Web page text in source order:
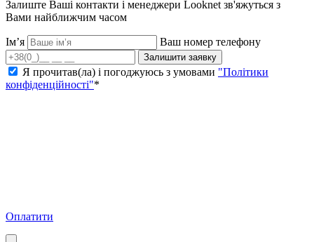
Залиште Ваші контакти і менеджери Looknet зв'яжуться з
Вами найближчим часом
Ім’я Ваш номер телефону
Залишити заявку
Я прочитав(ла) і погоджуюсь з умовами "Політики
конфіденційності"*
Оплатити